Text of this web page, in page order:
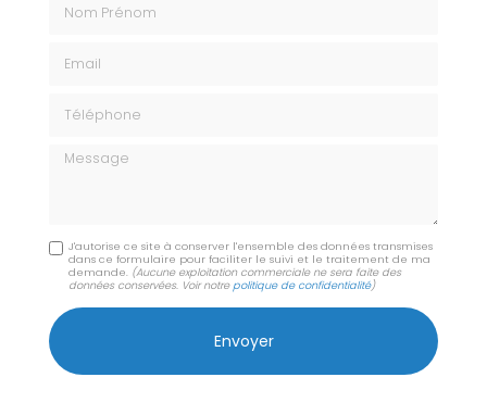
Message
J'autorise ce site à conserver l'ensemble des données transmises
dans ce formulaire pour faciliter le suivi et le traitement de ma
demande. (Aucune exploitation commerciale ne sera faite des
données conservées. Voir notrepolitique de confidentialité)